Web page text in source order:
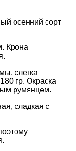
осенний сорт
Крона
слегка
гр. Окраска
румянцем.
сладкая с